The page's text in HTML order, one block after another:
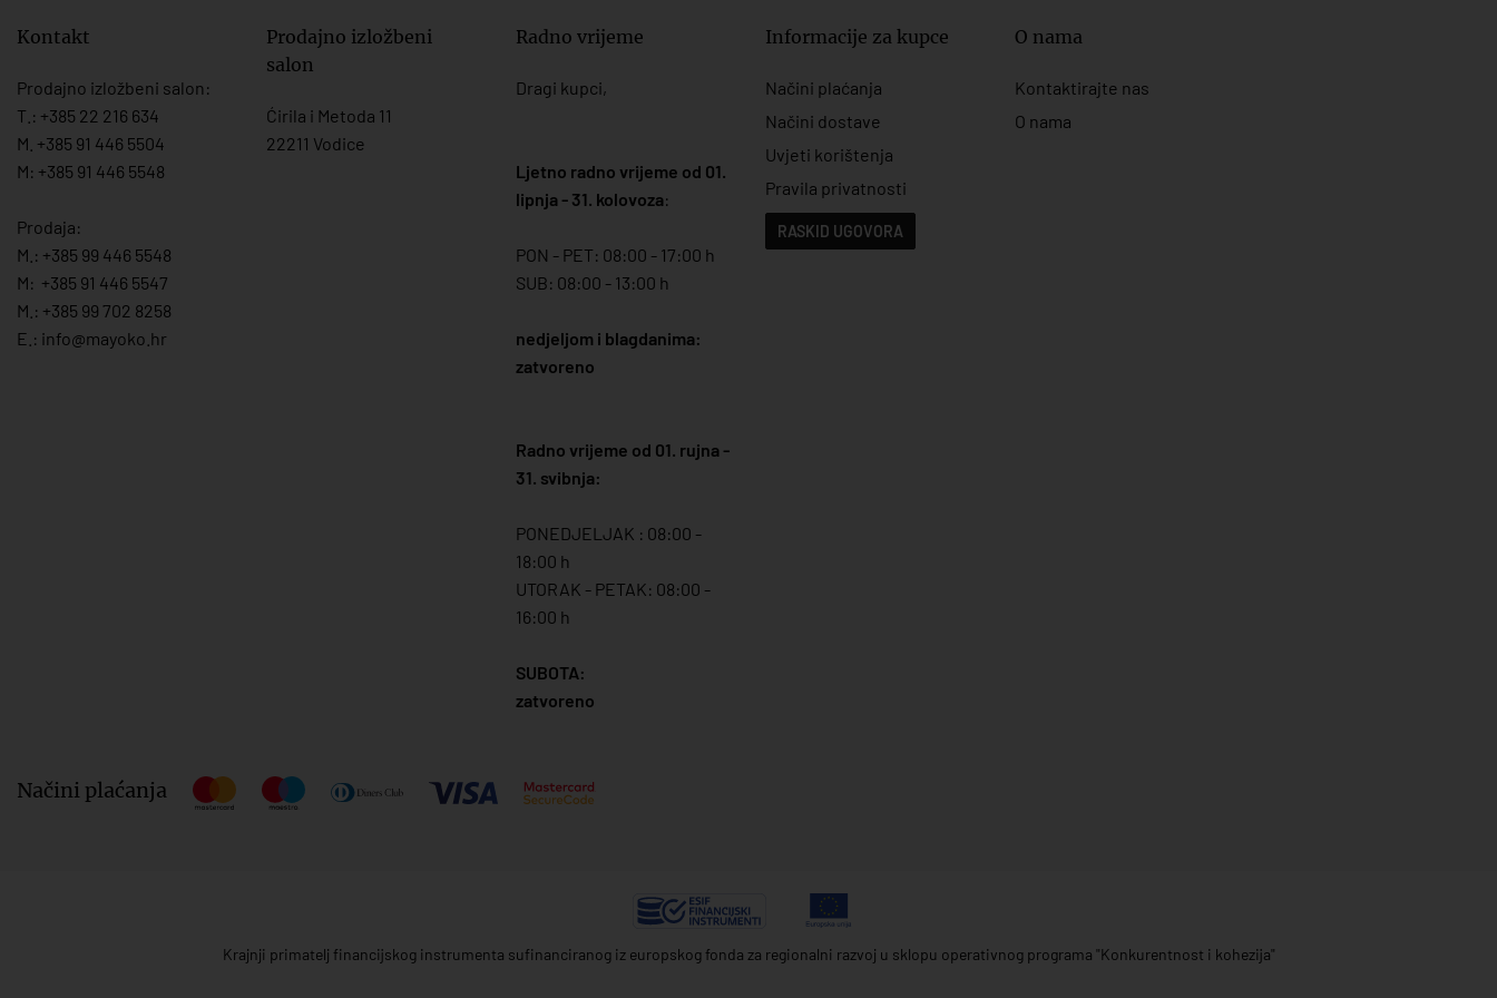
Kontakt
Prodajno izložbeni salon:
T.: +385 22 216 634
M. +385 91 446 5504
M: +385 91 446 5548
Prodaja:
M.: +385 99 446 5548
M: +385 91 446 5547
M.: +385 99 702 8258
E.: info@mayoko. hr
Prodajno izložbeni
salon
Ćirila i Metoda 11
22211 Vodice
Radno vrijeme
Dragi kupci,
Ljetno radno vrijeme od 01.
lipnja - 31. kolovoza:
PON - PET: 08:00 - 17:00 h
SUB: 08:00 - 13:00 h
nedjeljom i blagdanima:
zatvoreno
Radno vrijeme od 01. rujna -
31. svibnja:
PONEDJELJAK : 08:00 -
18:00 h
UTORAK - PETAK: 08:00 -
16:00 h
SUBOTA:
zatvoreno
Informacije za kupce
Načini plaćanja
Načini dostave
Uvjeti korištenja
Pravila privatnosti
RASKID UGOVORA
O nama
Kontaktirajte nas
O nama
Načini plaćanja
Krajnji primatelj financijskog instrumenta sufinanciranog iz europskog fonda za regionalni razvoj u sklopu operativnog programa "Konkurentnost i kohezija"